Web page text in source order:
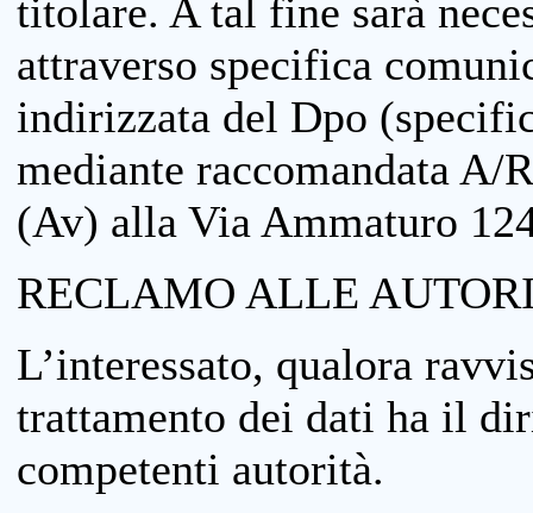
titolare. A tal fine sarà
attraverso specifica
indirizzata del Dpo
mediante raccomandata
(Av) alla Via Ammaturo
RECLAMO ALLE
L’interessato, qualora
trattamento dei dati ha il
competenti autorità.